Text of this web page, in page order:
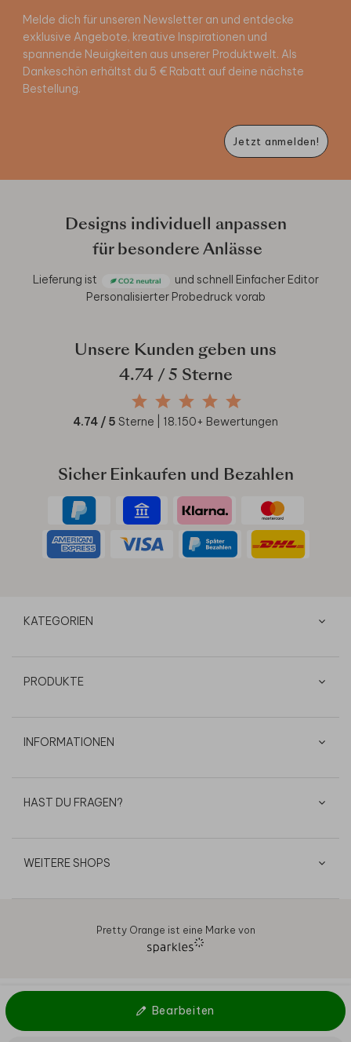
Bearbeiten
Melde dich für unseren Newsletter an und entdecke
exklusive Angebote, kreative Inspirationen und
spannende Neuigkeiten aus unserer Produktwelt. Als
Dankeschön erhältst du 5 € Rabatt auf deine nächste
Bestellung.
Jetzt anmelden!
Designs individuell anpassen
für besondere Anlässe
Lieferung ist und schnell Einfacher Editor
Personalisierter Probedruck vorab
Unsere Kunden geben uns
4.74/ 5 Sterne
4.74 / 5 Sterne | 18.150+ Bewertungen
Sicher Einkaufen und Bezahlen
KATEGORIEN
PRODUKTE
INFORMATIONEN
HAST DU FRAGEN?
WEITERE SHOPS
Pretty Orange ist eine Marke von
AGB Datenschutz Cookies Impressum © 2026